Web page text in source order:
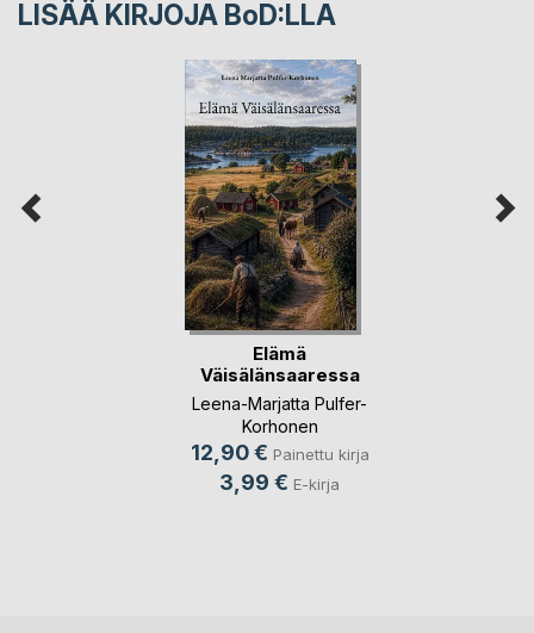
LISÄÄ KIRJOJA BoD:LLA
Elämä
Väisälänsaaressa
Leena-Marjatta Pulfer-
Korhonen
12,90 € Painettu kirja
3,99 € E-kirja